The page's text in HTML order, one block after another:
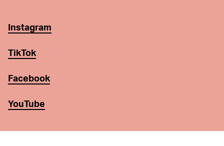
Instagram
TikTok
Facebook
YouTube